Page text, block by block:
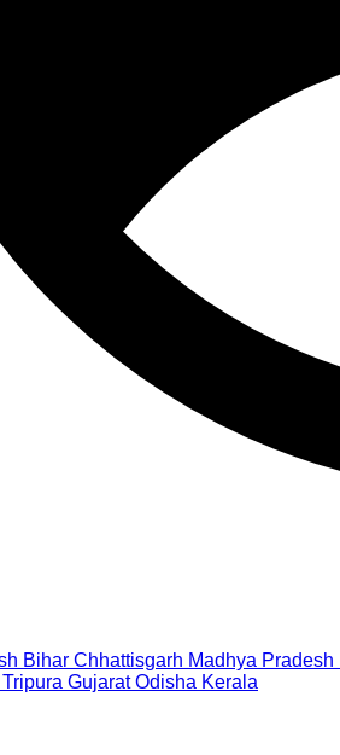
Bihar Chhattisgarh Madhya Pradesh
Tripura Gujarat Odisha Kerala